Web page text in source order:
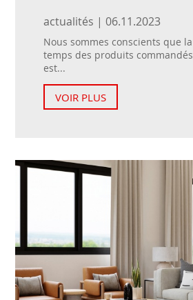
actualités | 06.11.2023
Nous sommes conscients que
temps des produits
est...
VOIR PLUS